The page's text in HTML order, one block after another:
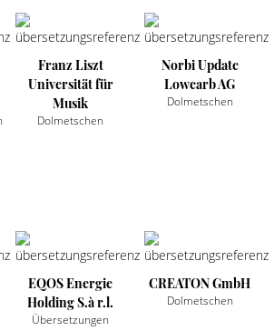
Franz Liszt
Universität für
Musik
Dolmetschen
Norbi Update
Lowcarb AG
Dolmetschen
EQOS Energie
Holding S.à r.l.
Übersetzungen
CREATON GmbH
Dolmetschen